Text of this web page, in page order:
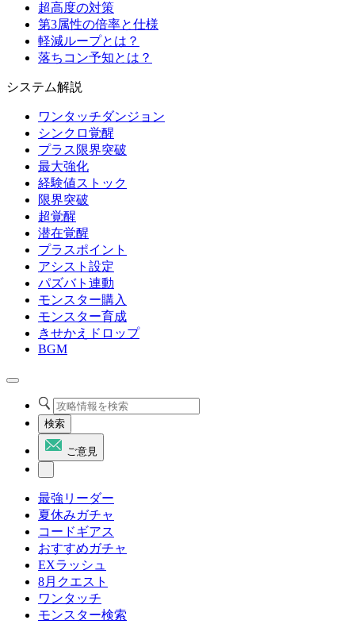
超高度の対策
第3属性の倍率と仕様
軽減ループとは？
落ちコン予知とは？
システム解説
ワンタッチダンジョン
シンクロ覚醒
プラス限界突破
最大強化
経験値ストック
限界突破
超覚醒
潜在覚醒
プラスポイント
アシスト設定
パズバト連動
モンスター購入
モンスター育成
きせかえドロップ
BGM
検索
ご意見
最強リーダー
夏休みガチャ
コードギアス
おすすめガチャ
EXラッシュ
8月クエスト
ワンタッチ
モンスター検索